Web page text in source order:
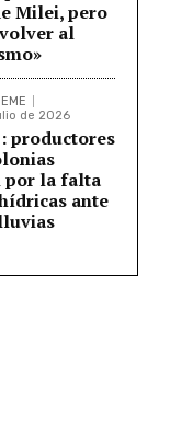
Milei, pero
al
de 2026
productores
por la falta
ante